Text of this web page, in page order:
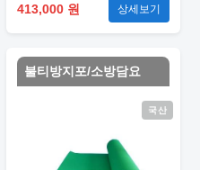
413,000 원
상세보기
불티방지포/소방담요
국산